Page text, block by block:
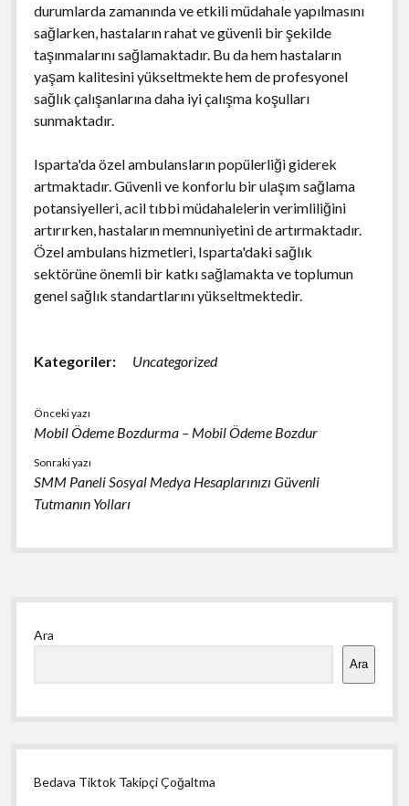
durumlarda zamanında ve etkili müdahale yapılmasını
sağlarken, hastaların rahat ve güvenli bir şekilde
taşınmalarını sağlamaktadır. Bu da hem hastaların
yaşam kalitesini yükseltmekte hem de profesyonel
sağlık çalışanlarına daha iyi çalışma koşulları
sunmaktadır.
Isparta'da özel ambulansların popülerliği giderek
artmaktadır. Güvenli ve konforlu bir ulaşım sağlama
potansiyelleri, acil tıbbi müdahalelerin verimliliğini
artırırken, hastaların memnuniyetini de artırmaktadır.
Özel ambulans hizmetleri, Isparta'daki sağlık
sektörüne önemli bir katkı sağlamakta ve toplumun
genel sağlık standartlarını yükseltmektedir.
Kategoriler: Uncategorized
Önceki yazı
Mobil Ödeme Bozdurma – Mobil Ödeme Bozdur
Sonraki yazı
SMM Paneli Sosyal Medya Hesaplarınızı Güvenli
Tutmanın Yolları
Yan
Menü
Ara
Ara
Bedava Tiktok Takipçi Çoğaltma